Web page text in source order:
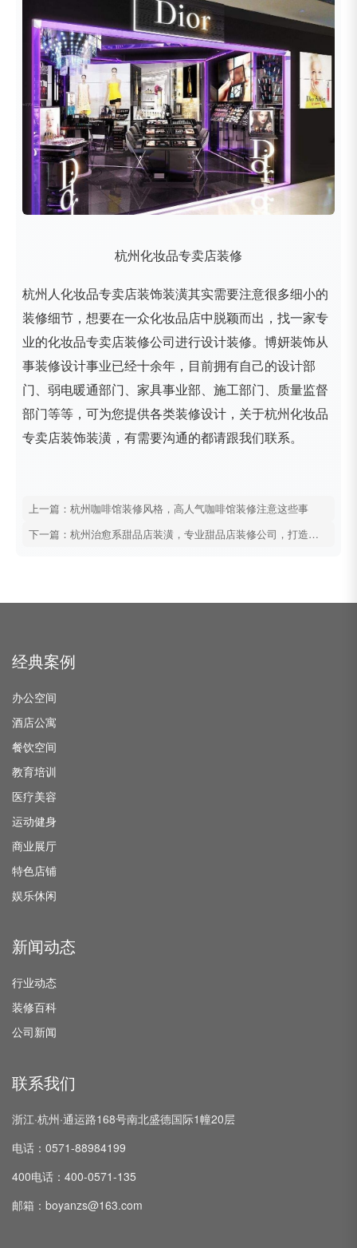
杭州化妆品专卖店装修
杭州人化妆品专卖店装饰装潢其实需要注意很多细小的
装修细节，想要在一众化妆品店中脱颖而出，找一家专
业的化妆品专卖店装修公司进行设计装修。博妍装饰从
事装修设计事业已经十余年，目前拥有自己的设计部
门、弱电暖通部门、家具事业部、施工部门、质量监督
部门等等，可为您提供各类装修设计，关于杭州化妆品
专卖店装饰装潢，有需要沟通的都请跟我们联系。
上一篇：杭州咖啡馆装修风格，高人气咖啡馆装修注意这些事
下一篇：杭州治愈系甜品店装潢，专业甜品店装修公司，打造特色餐饮空间
经典案例
办公空间
酒店公寓
餐饮空间
教育培训
医疗美容
运动健身
商业展厅
特色店铺
娱乐休闲
新闻动态
行业动态
装修百科
公司新闻
联系我们
浙江·杭州·通运路168号南北盛德国际1幢20层
电话：0571-88984199
400电话：400-0571-135
邮箱：boyanzs@163.com